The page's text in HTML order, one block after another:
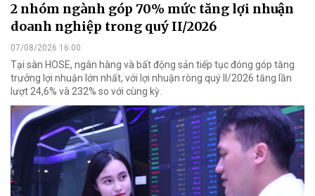
2 nhóm ngành góp 70% mức tăng lợi nhuận
doanh nghiệp trong quý II/2026
07/08/2026 16:00
Tại sàn HOSE, ngân hàng và bất động sản tiếp tục đóng góp tăng
trưởng lợi nhuận lớn nhất, với lợi nhuận ròng quý II/2026 tăng lần
lượt 24,6% và 232% so với cùng kỳ.